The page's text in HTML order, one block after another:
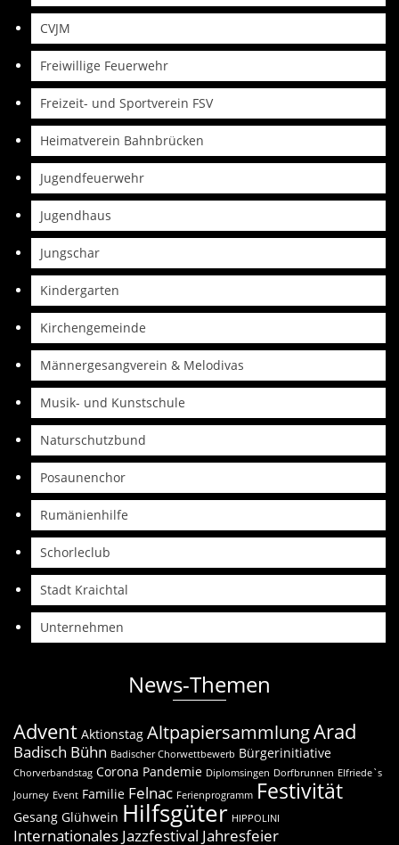
CVJM
Freiwillige Feuerwehr
Freizeit- und Sportverein FSV
Heimatverein Bahnbrücken
Jugendfeuerwehr
Jugendhaus
Jungschar
Kindergarten
Kirchengemeinde
Männergesangverein & Melodivas
Musik- und Kunstschule
Naturschutzbund
Posaunenchor
Rumänienhilfe
Schorleclub
Stadt Kraichtal
Unternehmen
News-Themen
Advent Aktionstag AltpapiersammlungArad
Badisch Bühn Badischer Chorwettbewerb Bürgerinitiative
Chorverbandstag Corona Pandemie Diplomsingen Dorfbrunnen Elfriede`s
Journey Event Familie Felnac Ferienprogramm Festivität
Gesang Glühwein Hilfsgüter HIPPOLINI
Internationales Jazzfestival Jahresfeier